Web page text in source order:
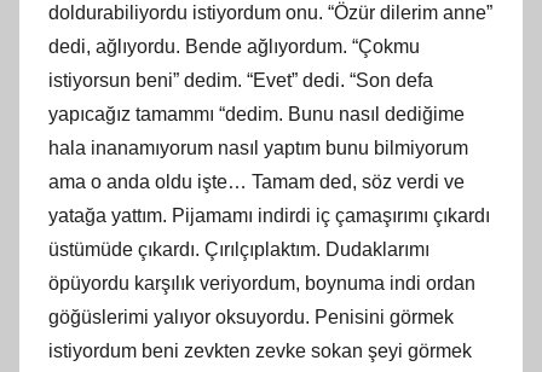
doldurabiliyordu istiyordum onu. “Özür dilerim anne”
dedi, ağlıyordu. Bende ağlıyordum. “Çokmu
istiyorsun beni” dedim. “Evet” dedi. “Son defa
yapıcağız tamammı “dedim. Bunu nasıl dediğime
hala inanamıyorum nasıl yaptım bunu bilmiyorum
ama o anda oldu işte… Tamam ded, söz verdi ve
yatağa yattım. Pijamamı indirdi iç çamaşırımı çıkardı
üstümüde çıkardı. Çırılçıplaktım. Dudaklarımı
öpüyordu karşılık veriyordum, boynuma indi ordan
göğüslerimi yalıyor oksuyordu. Penisini görmek
istiyordum beni zevkten zevke sokan şeyi görmek